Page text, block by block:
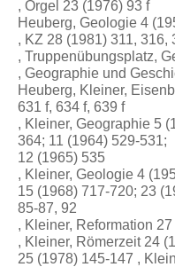
, Orgel 23 (1976) 93 f
Heuberg, Geologie 4
, KZ 28 (1981) 311, 316,
, Truppenübungsplatz,
, Geographie und
Heuberg, Kleiner,
631 f, 634 f, 639 f
, Kleiner, Geographie 5
364; 11 (1964) 529-531;
12 (1965) 535
, Kleiner, Geologie 4
15 (1968) 717-720; 23
85-87, 92
, Kleiner, Reformation
, Kleiner, Römerzeit 24
25 (1978) 145-147 ,